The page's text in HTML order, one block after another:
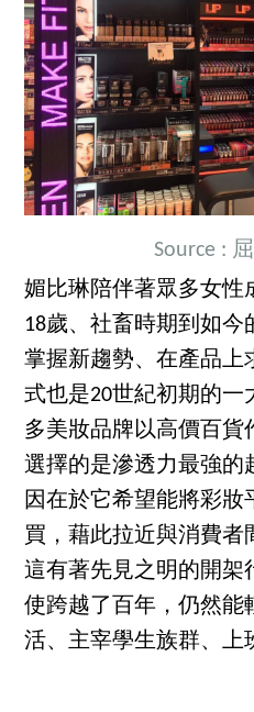
Source :
媚比琳陪伴著眾多女性
18歲、社畜時期到如今
掌握新趨勢、在產品上
式也是20世紀初期的一
多美妝品牌以高價百貨
選擇的是滲透力最強的
因在於它希望能將彩
買，藉此拉近與消費者
這有著先見之明的開架
使跨越了百年，仍然能
活、主宰學生族群、上